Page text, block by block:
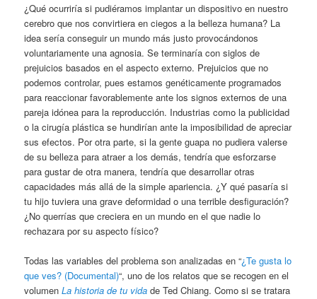
¿Qué ocurriría si pudiéramos implantar un dispositivo en nuestro
cerebro que nos convirtiera en ciegos a la belleza humana? La
idea sería conseguir un mundo más justo provocándonos
voluntariamente una agnosia. Se terminaría con siglos de
prejuicios basados en el aspecto externo. Prejuicios que no
podemos controlar, pues estamos genéticamente programados
para reaccionar favorablemente ante los signos externos de una
pareja idónea para la reproducción. Industrias como la publicidad
o la cirugía plástica se hundirían ante la imposibilidad de apreciar
sus efectos. Por otra parte, si la gente guapa no pudiera valerse
de su belleza para atraer a los demás, tendría que esforzarse
para gustar de otra manera, tendría que desarrollar otras
capacidades más allá de la simple apariencia. ¿Y qué pasaría si
tu hijo tuviera una grave deformidad o una terrible desfiguración?
¿No querrías que creciera en un mundo en el que nadie lo
rechazara por su aspecto físico?
Todas las variables del problema son analizadas en “¿Te gusta lo
que ves? (Documental)“, uno de los relatos que se recogen en el
volumenLa historia de tu vidade Ted Chiang. Como si se tratara